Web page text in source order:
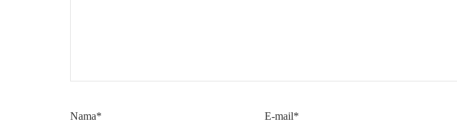
Nama* E-mail*